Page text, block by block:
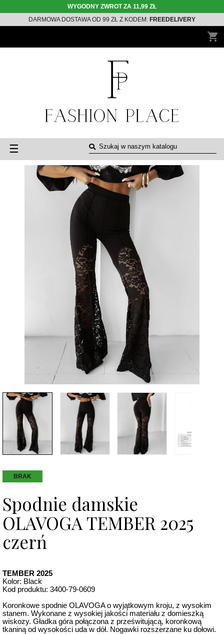
WYGODNY ZWROT ZA 11,99 ZŁ
DARMOWA DOSTAWA OD 99 ZŁ Z KODEM: FREEDELIVERY
shopping_cart
Toggle
navigation
☰
BRAK
Spodnie damskie
OLAVOGA TEMBER 2025
czerń
TEMBER 2025
Kolor: Black
Kod produktu: 3400-79-0609
Koronkowe spodnie OLAVOGA o wyjątkowym kroju, z wysokim
stanem. Wykonane z wysokiej jakości materiału z domieszką
wiskozy. Gładka góra połączona z prześwitującą, koronkową
tkaniną od wysokości uda w dół. Nogawki rozszerzane ku dołowi.